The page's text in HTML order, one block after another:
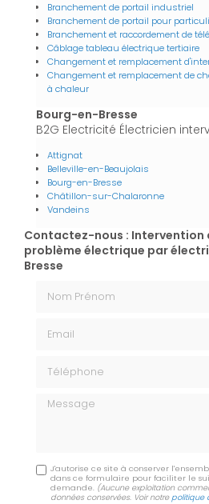
Branchement de portail industriel
Branchement de portail pour
Branchement et raccordement de
Câblage tableau électrique tertiaire
Changement et remplacement
Changement et remplacement de
à chaleur
Bourg-en-Bresse
B2G Electricité Électricien
Attignat
Belleville-en-Beaujolais
Bourg-en-Bresse
Châtillon-sur-Chalaronne
Vandeins
Contactez-nous : Intervention
problème électrique par
Bresse
Message
J'autorise ce site à conserver
dans ce formulaire pour faciliter le
demande. (Aucune exploitation
données conservées. Voir notrepolitique